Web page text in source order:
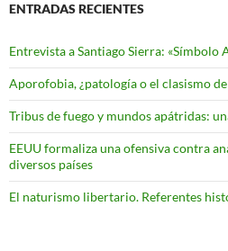
ENTRADAS RECIENTES
Entrevista a Santiago Sierra: «Símbolo
Aporofobia, ¿patología o el clasismo
Tribus de fuego y mundos apátridas:
EEUU formaliza una ofensiva contra
diversos países
El naturismo libertario. Referentes